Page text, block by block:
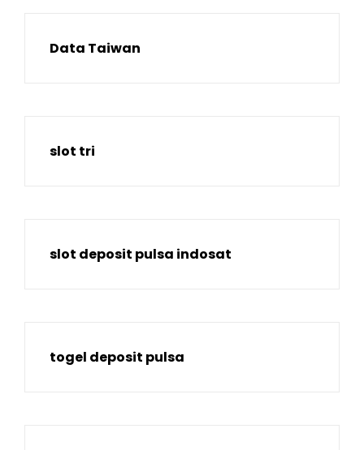
Data Taiwan
slot tri
slot deposit pulsa indosat
togel deposit pulsa